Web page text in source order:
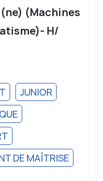
(Machines
H/
JUNIOR
DE MAÎTRISE